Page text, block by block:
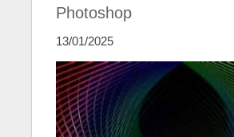
Photoshop
13/01/2025